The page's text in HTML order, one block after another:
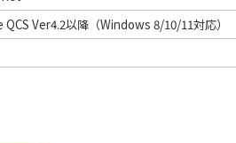
QCS Ver4.2以降（Windows 8/10/11対応）